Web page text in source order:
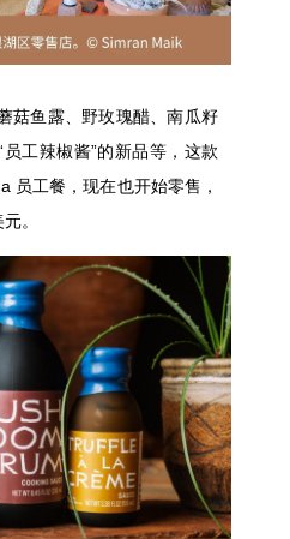
菇鱼露、野玫瑰醋、南瓜籽
员工辣椒酱”的新品等，这款
员工餐，现在也开始零售，
。